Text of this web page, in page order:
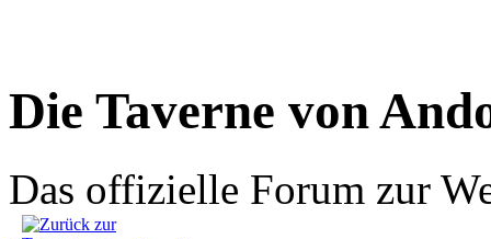
Die Taverne von
Das offizielle Forum zur